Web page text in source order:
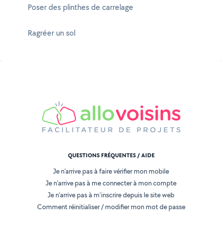
Poser des plinthes de carrelage
Ragréer un sol
QUESTIONS FRÉQUENTES / AIDE
Je n'arrive pas à faire vérifier mon mobile
Je n'arrive pas à me connecter à mon compte
Je n'arrive pas à m'inscrire depuis le site web
Comment réinitialiser / modifier mon mot de passe